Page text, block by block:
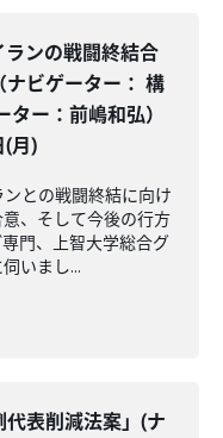
ランの戦闘終結合
ナビゲーター： 構
ー：前嶋和弘）
(月)
との戦闘終結に向け
、そして今後の行方
門、上智大学総合グ
いまし...
代表削減法案」(ナ